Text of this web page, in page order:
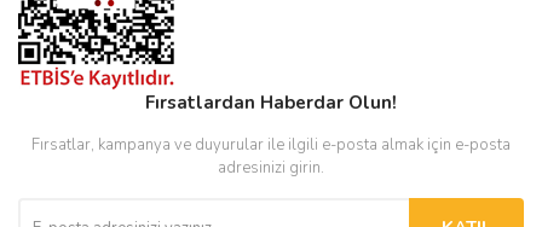
Fırsatlardan Haberdar Olun!
Fırsatlar, kampanya ve duyurular ile ilgili e-posta almak için e-posta
adresinizi girin.